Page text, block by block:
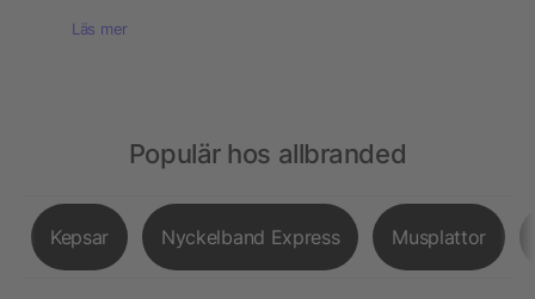
Läs mer
Populär hos allbranded
Kepsar Nyckelband Express Musplattor